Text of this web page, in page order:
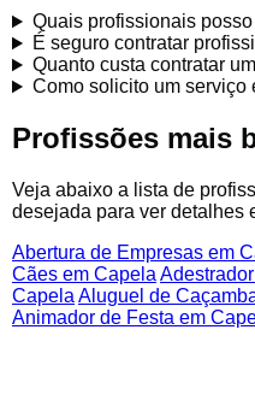
Quais profissionais
É seguro contratar
Quanto custa contratar
Como solicito um serviço
Profissões mais
Veja abaixo a lista de
desejada para ver detalhes
Abertura de Empresas em
Cães em Capela
Capela Aluguel de
Animador de Festa em